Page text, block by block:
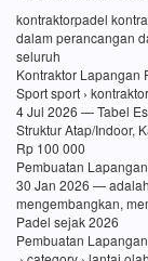
kontraktorpadel
dalam perancangan
seluruh
Kontraktor Lapangan
Sport sport ›
4 Jul 2026 — Tabel
Struktur Atap/Indoor,
Rp 100 000
Pembuatan
30 Jan 2026 —
mengembangkan,
Padel sejak 2026
Pembuatan